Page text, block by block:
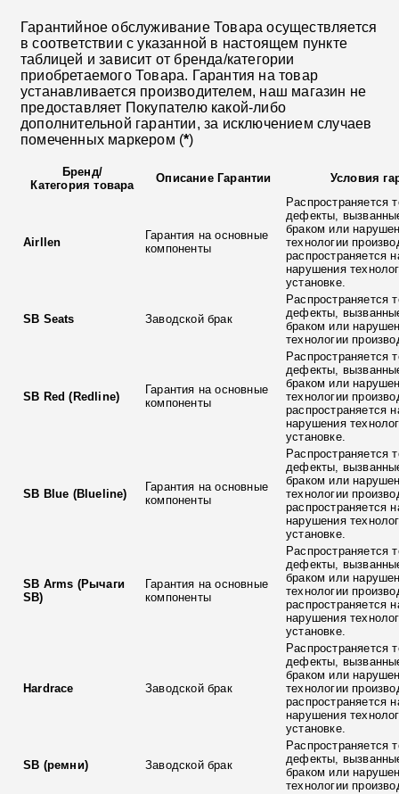
Гарантийное обслуживание Товара осуществляется
в соответствии с указанной в настоящем пункте
таблицей и зависит от бренда/категории
приобретаемого Товара. Гарантия на товар
устанавливается производителем, наш магазин не
предоставляет Покупателю какой-либо
дополнительной гарантии, за исключением случаев
помеченных маркером (*)
Бренд/
Категория товара
Описание Гарантии Условия
Airllen
Гарантия на основные
компоненты
Распространяется
дефекты,
браком или
технологии
распространяется
нарушения
установке.
SB Seats Заводской брак
Распространяется
дефекты,
браком или
технологии
SB Red (Redline)
Гарантия на основные
компоненты
Распространяется
дефекты,
браком или
технологии
распространяется
нарушения
установке.
SB Blue (Blueline)
Гарантия на основные
компоненты
Распространяется
дефекты,
браком или
технологии
распространяется
нарушения
установке.
SB Arms (Рычаги
SB)
Гарантия на основные
компоненты
Распространяется
дефекты,
браком или
технологии
распространяется
нарушения
установке.
Hardrace Заводской брак
Распространяется
дефекты,
браком или
технологии
распространяется
нарушения
установке.
SB (ремни) Заводской брак
Распространяется
дефекты,
браком или
технологии